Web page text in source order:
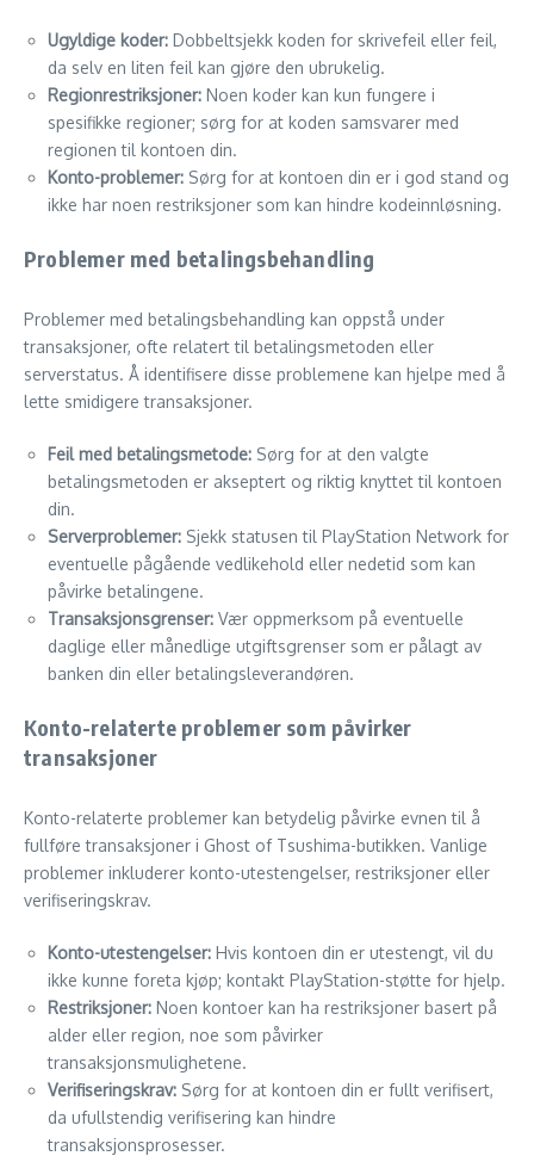
Ugyldige koder: Dobbeltsjekk koden for skrivefeil eller feil,
da selv en liten feil kan gjøre den ubrukelig.
Regionrestriksjoner: Noen koder kan kun fungere i
spesifikke regioner; sørg for at koden samsvarer med
regionen til kontoen din.
Konto-problemer: Sørg for at kontoen din er i god stand og
ikke har noen restriksjoner som kan hindre kodeinnløsning.
Problemer med betalingsbehandling
Problemer med betalingsbehandling kan oppstå under
transaksjoner, ofte relatert til betalingsmetoden eller
serverstatus. Å identifisere disse problemene kan hjelpe med å
lette smidigere transaksjoner.
Feil med betalingsmetode: Sørg for at den valgte
betalingsmetoden er akseptert og riktig knyttet til kontoen
din.
Serverproblemer: Sjekk statusen til PlayStation Network for
eventuelle pågående vedlikehold eller nedetid som kan
påvirke betalingene.
Transaksjonsgrenser: Vær oppmerksom på eventuelle
daglige eller månedlige utgiftsgrenser som er pålagt av
banken din eller betalingsleverandøren.
Konto-relaterte problemer som påvirker
transaksjoner
Konto-relaterte problemer kan betydelig påvirke evnen til å
fullføre transaksjoner i Ghost of Tsushima-butikken. Vanlige
problemer inkluderer konto-utestengelser, restriksjoner eller
verifiseringskrav.
Konto-utestengelser: Hvis kontoen din er utestengt, vil du
ikke kunne foreta kjøp; kontakt PlayStation-støtte for hjelp.
Restriksjoner: Noen kontoer kan ha restriksjoner basert på
alder eller region, noe som påvirker
transaksjonsmulighetene.
Verifiseringskrav: Sørg for at kontoen din er fullt verifisert,
da ufullstendig verifisering kan hindre
transaksjonsprosesser.